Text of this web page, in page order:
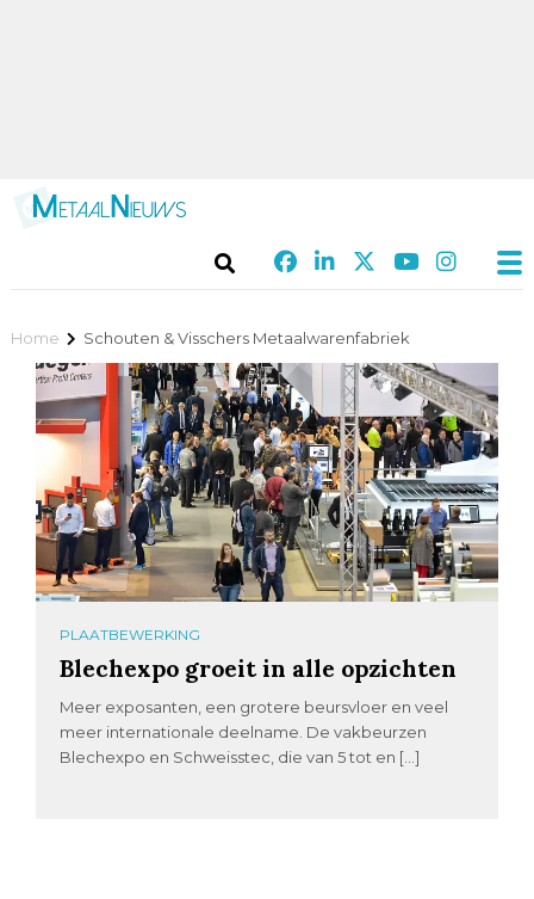
Home Schouten & Visschers Metaalwarenfabriek
PLAATBEWERKING
Blechexpo groeit in alle opzichten
Meer exposanten, een grotere beursvloer en veel
meer internationale deelname. De vakbeurzen
Blechexpo en Schweisstec, die van 5 tot en […]